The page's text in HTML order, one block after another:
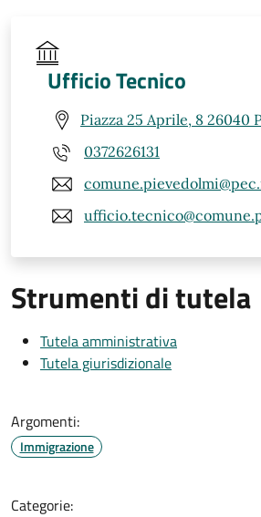
Ufficio Tecnico
Piazza 25 Aprile, 8 26040
0372626131
Strumenti di tutela
Tutela amministrativa
Tutela giurisdizionale
Argomenti:
Immigrazione
Categorie: